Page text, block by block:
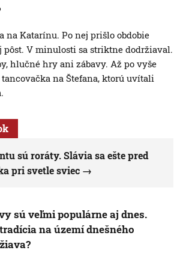
na Katarínu. Po nej prišlo obdobie
pôst. V minulosti sa striktne dodržiaval.
hlučné hry ani zábavy. Až po vyše
na Štefana, ktorú uvítali
sú roráty. Slávia sa ešte pred
pri svetle sviec
sú veľmi populárne aj dnes.
na území dnešného